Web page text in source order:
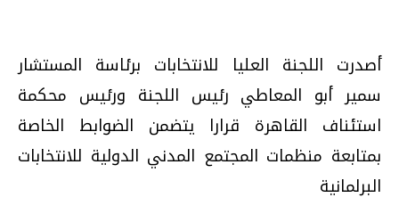
أصدرت اللجنة العليا للانتخابات برئاسة المستشار
سمير أبو المعاطي رئيس اللجنة ورئيس محكمة
استئناف القاهرة قرارا يتضمن الضوابط الخاصة
بمتابعة منظمات المجتمع المدني الدولية للانتخابات
البرلمانية